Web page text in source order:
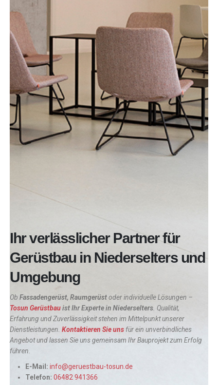
Ihr verlässlicher Partner für
Gerüstbau in Niederselters und
Umgebung
Ob Fassadengerüst, Raumgerüstoder individuelle Lösungen –
Tosun Gerüstbauist Ihr Experte in Niederselters . Qualität,
Erfahrung und Zuverlässigkeit stehen im Mittelpunkt unserer
Dienstleistungen. Kontaktieren Sie uns für ein unverbindliches
Angebot und lassen Sie uns gemeinsam Ihr Bauprojekt zum Erfolg
führen.
E-Mail: info@geruestbau-tosun.de
Telefon: 06482 941366